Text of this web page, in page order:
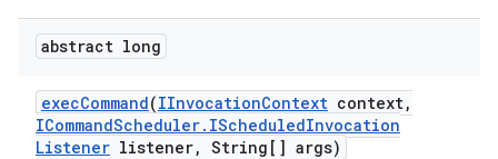
abstract long
execCommand(IInvocationContext context,
ICommandScheduler. IScheduledInvocation
Listener listener, String[] args)